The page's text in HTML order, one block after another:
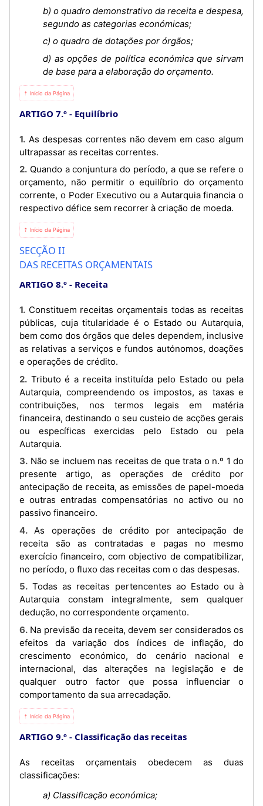
b) o quadro demonstrativo da receita e despesa,
segundo as categorias económicas;
c) o quadro de dotações por órgãos;
d) as opções de política económica que sirvam
de base para a elaboração do orçamento.
⇡ Início da Página
ARTIGO 7.º Equilíbrio
1. As despesas correntes não devem em caso algum
ultrapassar as receitas correntes.
2. Quando a conjuntura do período, a que se refere o
orçamento, não permitir o equilíbrio do orçamento
corrente, o Poder Executivo ou a Autarquia financia o
respectivo défice sem recorrer à criação de moeda.
⇡ Início da Página
SECÇÃO II
DAS RECEITAS ORÇAMENTAIS
ARTIGO 8.º Receita
1. Constituem receitas orçamentais todas as receitas
públicas, cuja titularidade é o Estado ou Autarquia,
bem como dos órgãos que deles dependem, inclusive
as relativas a serviços e fundos autónomos, doações
e operações de crédito.
2. Tributo é a receita instituída pelo Estado ou pela
Autarquia, compreendendo os impostos, as taxas e
contribuições, nos termos legais em matéria
financeira, destinando o seu custeio de acções gerais
ou específicas exercidas pelo Estado ou pela
Autarquia.
3. Não se incluem nas receitas de que trata o n.º 1 do
presente artigo, as operações de crédito por
antecipação de receita, as emissões de papel-moeda
e outras entradas compensatórias no activo ou no
passivo financeiro.
4. As operações de crédito por antecipação de
receita são as contratadas e pagas no mesmo
exercício financeiro, com objectivo de compatibilizar,
no período, o fluxo das receitas com o das despesas.
5. Todas as receitas pertencentes ao Estado ou à
Autarquia constam integralmente, sem qualquer
dedução, no correspondente orçamento.
6. Na previsão da receita, devem ser considerados os
efeitos da variação dos índices de inflação, do
crescimento económico, do cenário nacional e
internacional, das alterações na legislação e de
qualquer outro factor que possa influenciar o
comportamento da sua arrecadação.
⇡ Início da Página
ARTIGO 9.º Classificação das receitas
As receitas orçamentais obedecem as duas
classificações:
a) Classificação económica;